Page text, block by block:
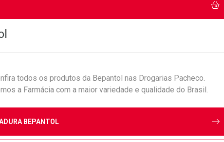
todos os produtos da Bepantol nas Drogarias Pacheco.
a Farmácia com a maior variedade e qualidade do Brasil.
BEPANTOL